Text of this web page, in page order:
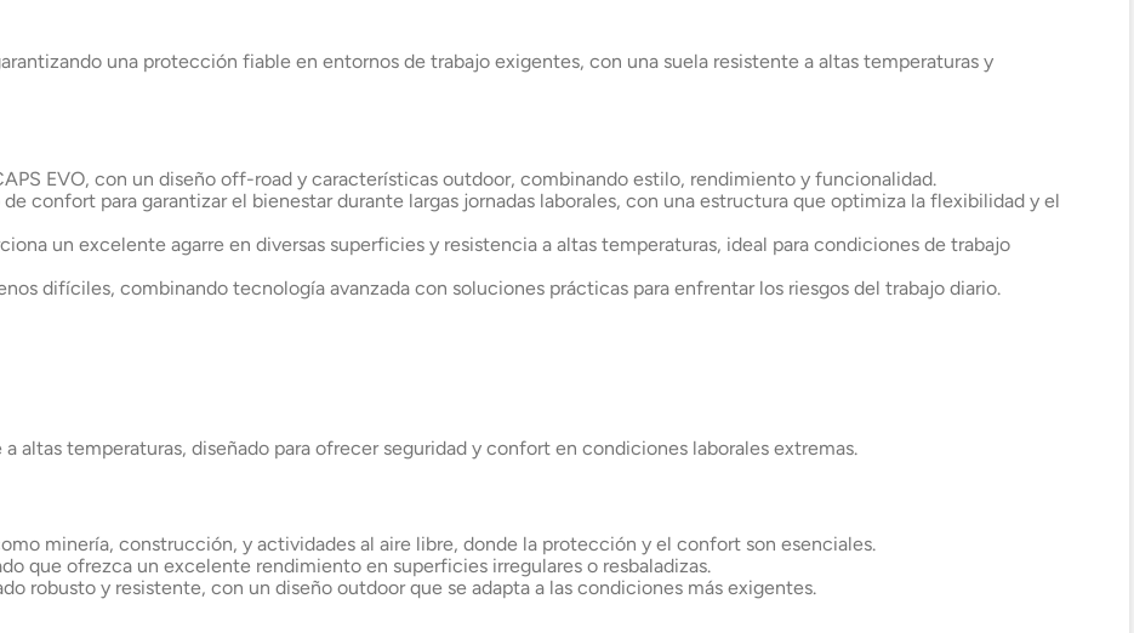
una protección fiable en entornos de trabajo exigentes, con una suela resistente a altas temperaturas y
EVO, con un diseño off-road y características outdoor, combinando estilo, rendimiento y funcionalidad.
confort para garantizar el bienestar durante largas jornadas laborales, con una estructura que optimiza la flexibilidad y el
un excelente agarre en diversas superficies y resistencia a altas temperaturas, ideal para condiciones de trabajo
difíciles, combinando tecnología avanzada con soluciones prácticas para enfrentar los riesgos del trabajo diario.
altas temperaturas, diseñado para ofrecer seguridad y confort en condiciones laborales extremas.
minería, construcción, y actividades al aire libre, donde la protección y el confort son esenciales.
que ofrezca un excelente rendimiento en superficies irregulares o resbaladizas.
robusto y resistente, con un diseño outdoor que se adapta a las condiciones más exigentes.